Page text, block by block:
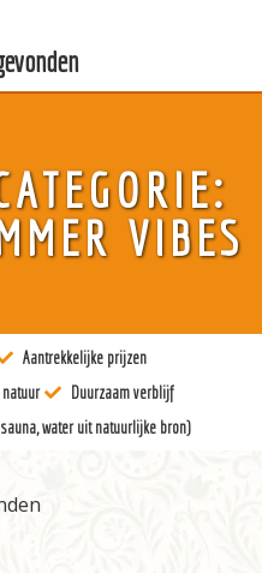
VIBES
Aantrekkelijke prijzen
Duurzaam verblijf
water uit natuurlijke bron)